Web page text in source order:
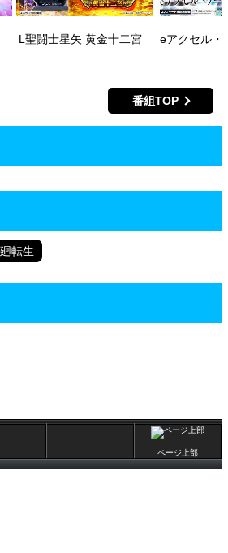
L聖闘士星矢 黄金十二宮 eアクセル・
番組TOP
転生
ページ上部